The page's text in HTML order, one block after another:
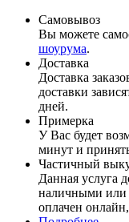
Самовывоз
Вы можете
шоурума.
Доставка
Доставка
доставки
дней.
Примерка
У Вас будет
минут и
Частичный
Данная услуга
наличными или
оплачен